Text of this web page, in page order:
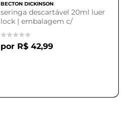
BECTON DICKINSON
seringa descartável 20ml luer
lock | embalagem c/
R$ 42,99